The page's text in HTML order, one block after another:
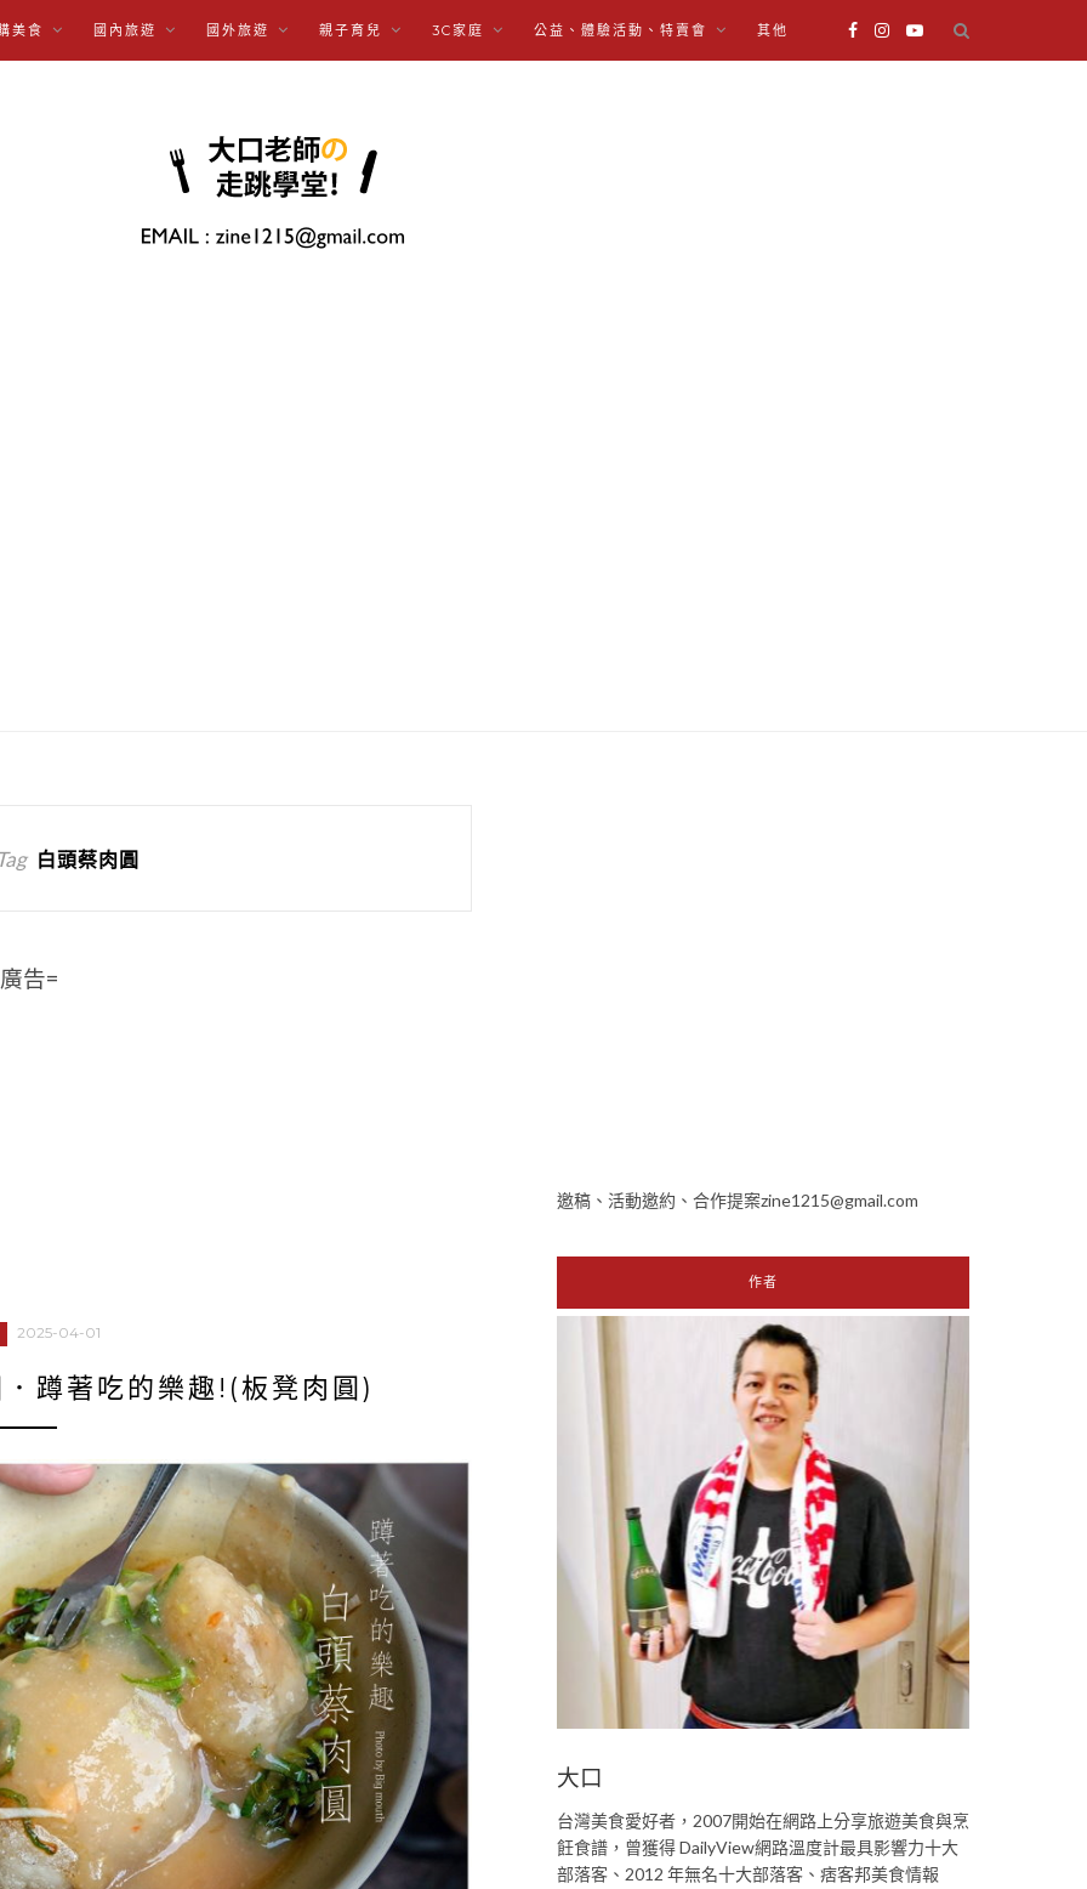
美食 國內旅遊 國外旅遊 親子育兒 3C家庭 公益、體驗活動、特賣會 其他
白頭蔡肉圓
告=
2025-04-01
．蹲著吃的樂趣!(板凳肉圓)
邀稿、活動邀約、合作提案zine1215@gmail.com
作者
大口
台灣美食愛好者，2007開始在網路上分享旅遊美食與烹
飪食譜，曾獲得 DailyView網路溫度計最具影響力十大
部落客、2012 年無名十大部落客、痞客邦美食情報